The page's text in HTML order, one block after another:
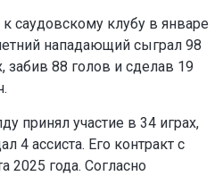
саудовскому клубу в январе
нападающий сыграл 98
забив 88 голов и сделав 19
принял участие в 34 играх,
4 ассиста. Его контракт с
2025 года. Согласно